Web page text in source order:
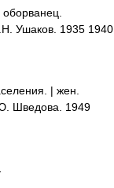
Ушаков. 1935 1940
| жен.
Шведова. 1949